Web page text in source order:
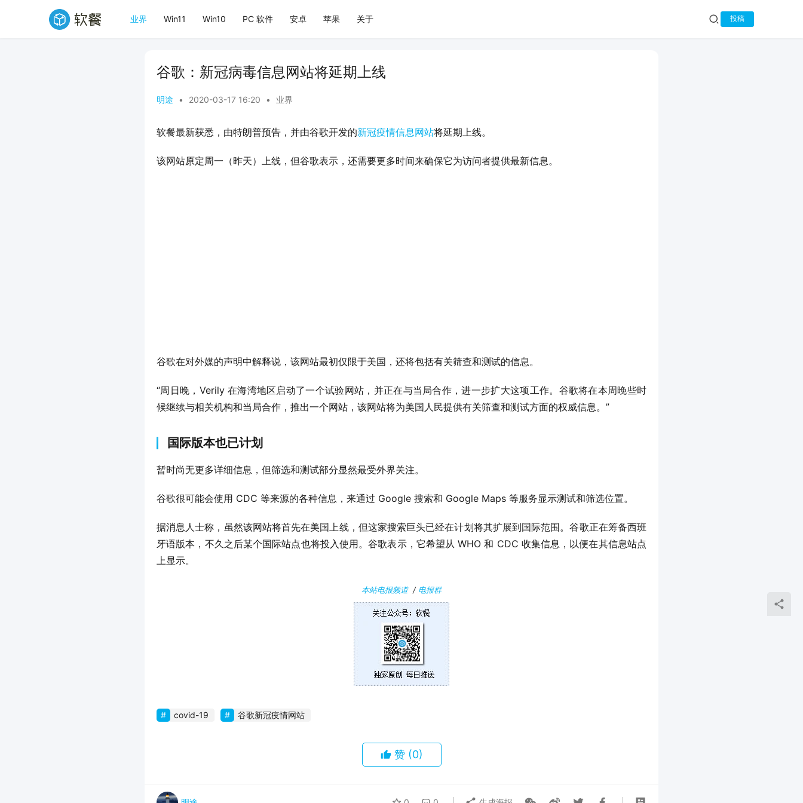
业界 Win11 Win10 PC 软件 安卓 苹果 关于 投稿
谷歌：新冠病毒信息网站将延期上线
明途 • 2020-03-17 16:20 • 业界
软餐最新获悉，由特朗普预告，并由谷歌开发的新冠疫情信息网站将延期上线。
该网站原定周一（昨天）上线，但谷歌表示，还需要更多时间来确保它为访问者提供最新信息。
谷歌在对外媒的声明中解释说，该网站最初仅限于美国，还将包括有关筛查和测试的信息。
“周日晚，Verily 在海湾地区启动了一个试验网站，并正在与当局合作，进一步扩大这项工作。谷歌将在本周晚些时
候继续与相关机构和当局合作，推出一个网站，该网站将为美国人民提供有关筛查和测试方面的权威信息。”
国际版本也已计划
暂时尚无更多详细信息，但筛选和测试部分显然最受外界关注。
谷歌很可能会使用 CDC 等来源的各种信息，来通过 Google 搜索和 Google Maps 等服务显示测试和筛选位置。
据消息人士称，虽然该网站将首先在美国上线，但这家搜索巨头已经在计划将其扩展到国际范围。谷歌正在筹备西班
牙语版本，不久之后某个国际站点也将投入使用。谷歌表示，它希望从 WHO 和 CDC 收集信息，以便在其信息站点
上显示。
本站电报频道/ 电报群
covid-19 谷歌新冠疫情网站
赞 (0)